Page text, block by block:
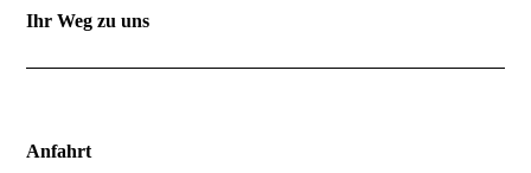
Ihr Weg zu uns
Anfahrt